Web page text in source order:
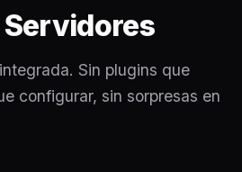
Sin plugins que
configurar, sin sorpresas en